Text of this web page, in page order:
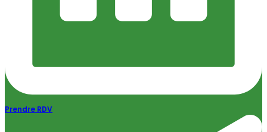
Prendre RDV